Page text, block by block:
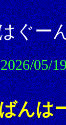
ぐー
2026/05/
んは